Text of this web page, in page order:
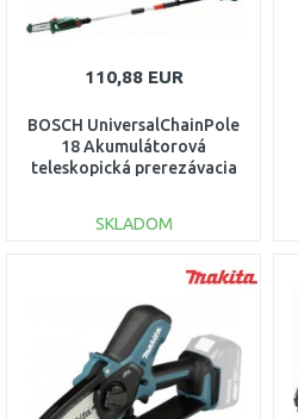
110,88 EUR
BOSCH UniversalChainPole
18 Akumulátorová
teleskopická prerezávacia
SKLADOM
DO KOŠÍKA
Porovnať